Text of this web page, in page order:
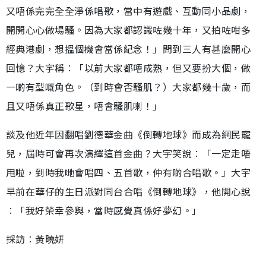
又唔係完完全全淨係唱歌，當中有遊戲、互動同小品劇，
開開心心做場騷。因為大家都認識咗幾十年，又拍咗咁多
經典港劇，想搵個機會當係紀念！」問到三人有甚麼開心
回憶？大宇稱︰「以前大家都唔成熟，但又要扮大個，做
一啲有型嘅角色。（到時會否騷肌？）大家都幾十歲，而
且又唔係真正歌星，唔會騷肌喇！」
談及他近年因翻唱劉德華金曲《倒轉地球》而成為網民寵
兒，屆時可會再次演繹這首金曲？大宇笑說︰「一定走唔
甩啦，到時我哋會唱四、五首歌，仲有啲合唱歌。」大宇
早前在華仔的生日派對同台合唱《倒轉地球》，他開心說
︰「我好榮幸參與，當時感覺真係好夢幻。」
採訪︰黃曉妍